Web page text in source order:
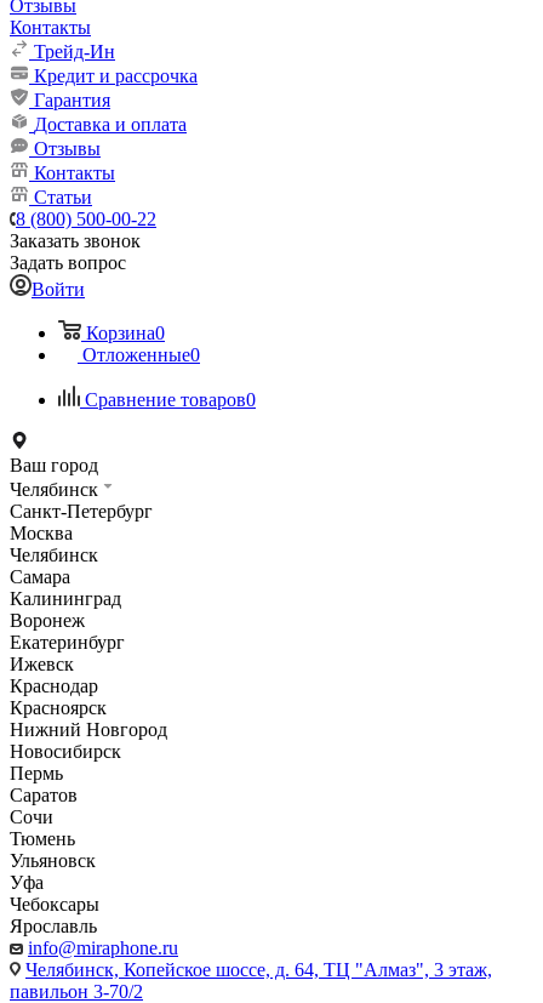
Отзывы
Контакты
Трейд-Ин
Кредит и рассрочка
Гарантия
Доставка и оплата
Отзывы
Контакты
Статьи
8 (800) 500-00-22
Заказать звонок
Задать вопрос
Войти
Корзина0
Отложенные0
Сравнение товаров0
Ваш город
Челябинск
Санкт-Петербург
Москва
Челябинск
Самара
Калининград
Воронеж
Екатеринбург
Ижевск
Краснодар
Красноярск
Нижний Новгород
Новосибирск
Пермь
Саратов
Сочи
Тюмень
Ульяновск
Уфа
Чебоксары
Ярославль
info@miraphone.ru
Челябинск, Копейское шоссе, д. 64, ТЦ "Алмаз", 3 этаж,
павильон 3-70/2